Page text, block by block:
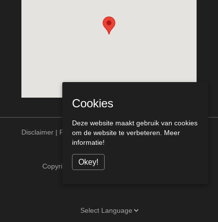
Disclaimer | Privacy statement
Copyright © Meurs Bouw Venlo alle rechten
Cookies
Deze website maakt gebruik van cookies
om de website te verbeteren. Meer
informatie!
Okey!